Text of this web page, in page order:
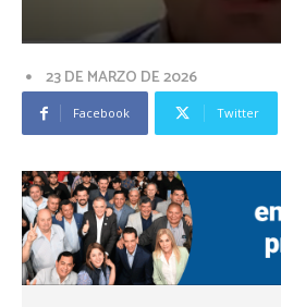
23 DE MARZO DE 2026
Facebook Twitter